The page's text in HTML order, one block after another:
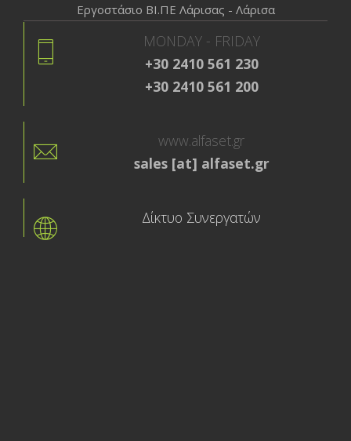
Εργοστάσιο ΒΙ.ΠΕ Λάρισας - Λάρισα
MONDAY - FRIDAY
+30 2410 561 230
+30 2410 561 200
www.alfaset.gr
sales [at] alfaset.gr
Δίκτυο Συνεργατών